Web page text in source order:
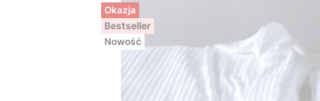
Okazja
Bestseller
Nowość